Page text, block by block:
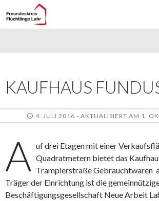
KAUFHAUS
4. JULI 2016 - AKTUALISIERT AM 1.
A uf drei Etagen mit einer
Quadratmetern bietet das
Tramplerstraße Gebrauchtwaren
Träger der Einrichtung ist die
Beschäftigungsgesellschaft Neue Arbeit